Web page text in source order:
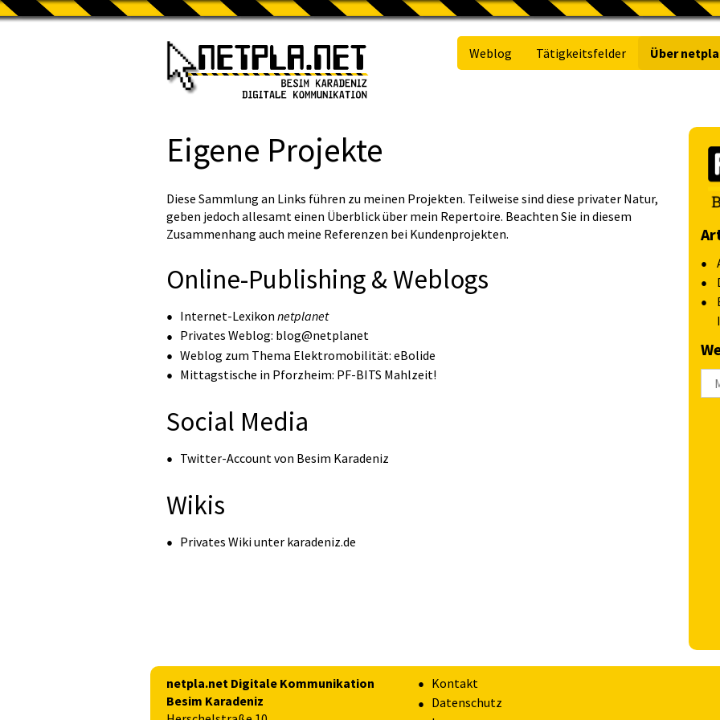
Weblog Tätigkeitsfelder Über
Eigene Projekte
Diese Sammlung an Links führen zu meinen Projekten. Teilweise sind diese privater Natur,
geben jedoch allesamt einen Überblick über mein Repertoire. Beachten Sie in diesem
Zusammenhang auch meine Referenzen bei Kundenprojekten.
Online-Publishing & Weblogs
Internet-Lexikon netplanet
Privates Weblog: blog@netplanet
Weblog zum Thema Elektromobilität: eBolide
Mittagstische in Pforzheim: PF-BITS Mahlzeit!
Social Media
Twitter-Account von Besim Karadeniz
Wikis
Privates Wiki unter karadeniz.de
netpla.net Digitale Kommunikation
Besim Karadeniz
Kontakt
Datenschutz